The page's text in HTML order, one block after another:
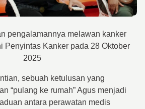
pengalamannya melawan kanker
Penyintas Kanker pada 28 Oktober
2025
sebuah ketulusan yang
“pulang ke rumah” Agus menjadi
antara perawatan medis